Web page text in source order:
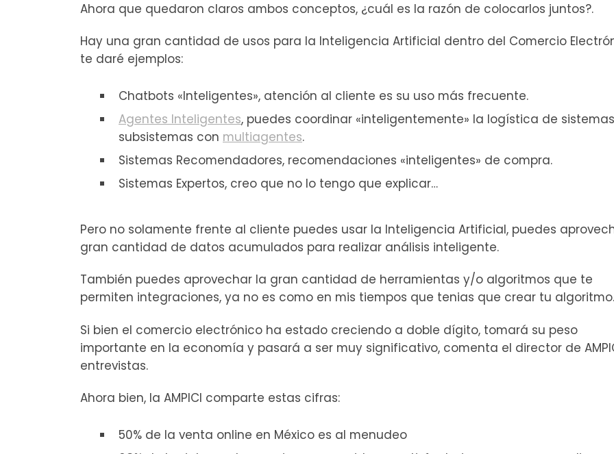
Ahora que quedaron claros ambos conceptos, ¿cuál es la razón de colocarlos juntos?.
Hay una gran cantidad de usos para la Inteligencia Artificial dentro del Comercio
te daré ejemplos:
Chatbots «Inteligentes», atención al cliente es su uso más frecuente.
Agentes Inteligentes, puedes coordinar «inteligentemente» la logística de
subsistemas con multiagentes.
Sistemas Recomendadores, recomendaciones «inteligentes» de compra.
Sistemas Expertos, creo que no lo tengo que explicar…
Pero no solamente frente al cliente puedes usar la Inteligencia Artificial, puedes
gran cantidad de datos acumulados para realizar análisis inteligente.
También puedes aprovechar la gran cantidad de herramientas y/o algoritmos que te
permiten integraciones, ya no es como en mis tiempos que tenias que crear tu algoritmo.
Si bien el comercio electrónico ha estado creciendo a doble dígito, tomará su peso
importante en la economía y pasará a ser muy significativo, comenta el director de
entrevistas.
Ahora bien, la AMPICI comparte estas cifras:
50% de la venta online en México es al menudeo